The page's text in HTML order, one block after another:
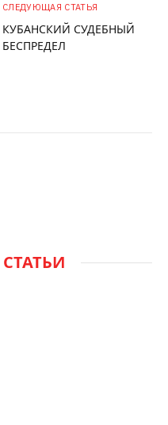
СЛЕДУЮЩАЯ СТАТЬЯ
КУБАНСКИЙ СУДЕБНЫЙ
БЕСПРЕДЕЛ
СТАТЬИ